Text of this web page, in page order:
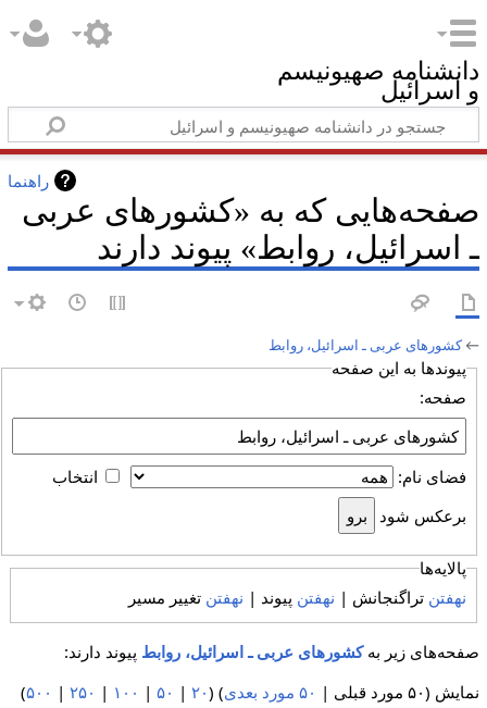
دانشنامه صهیونیسم
و اسرائیل
راهنما
صفحه‌هایی که به «کشورهای عربی
ـ اسرائیل، روابط» پیوند دارند
←کشورهای عربی ـ اسرائیل، روابط
پیوندها به این صفحه
صفحه:
فضای نام:
انتخاب
برعکس شود
پالایه‌ها
نهفتن تراگنجانش | نهفتن پیوند | نهفتن تغییر مسیر
صفحه‌های زیر بهکشورهای عربی ـ اسرائیل، روابط پیوند دارند:
نمایش (۵۰ مورد قبلی |
۵۰ مورد بعدی ) (۲۰| ۵۰| ۱۰۰ | ۲۵۰| ۵۰۰)